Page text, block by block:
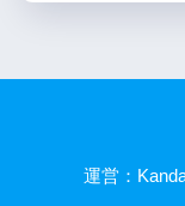
運営：